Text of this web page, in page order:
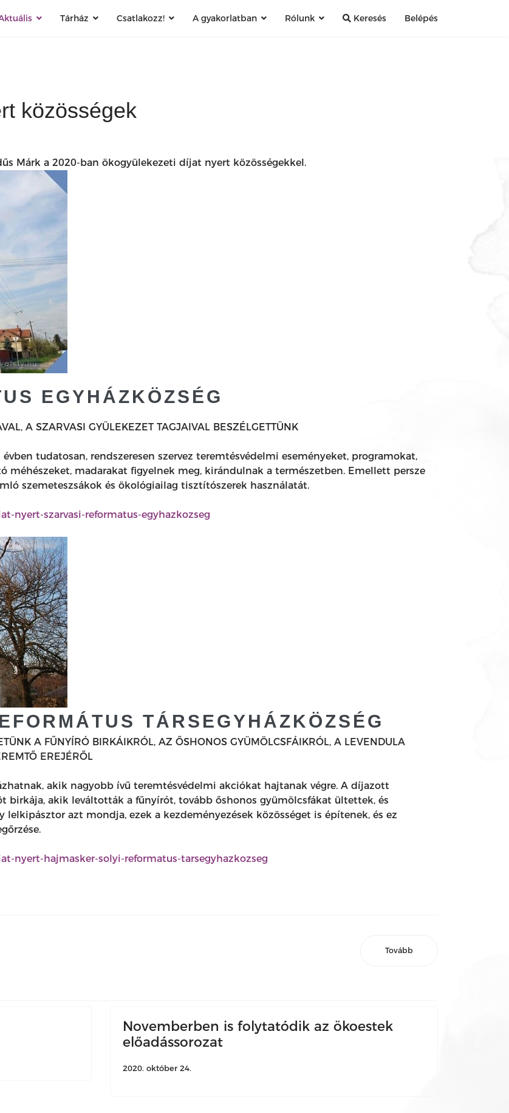
Tárház Csatlakozz! A gyakorlatban Rólunk Keresés Belépés
közösségek
Márk a 2020-ban ökogyülekezeti díjat nyert közösségekkel.
EGYHÁZKÖZSÉG
A SZARVASI GYÜLEKEZET TAGJAIVAL BESZÉLGETTÜNK
tudatosan, rendszeresen szervez teremtésvédelmi eseményeket, programokat,
méhészeket, madarakat figyelnek meg, kirándulnak a természetben. Emellett persze
szemeteszsákok és ökológiailag tisztítószerek használatát.
nyert-szarvasi-reformatus-egyhazkozseg
TÁRSEGYHÁZKÖZSÉG
A FŰNYÍRÓ BIRKÁIKRÓL, AZ ŐSHONOS GYÜMÖLCSFÁIKRÓL, A LEVENDULA
EREJÉRŐL
akik nagyobb ívű teremtésvédelmi akciókat hajtanak végre. A díjazott
birkája, akik leváltották a fűnyírót, tovább őshonos gyümölcsfákat ültettek, és
lelkipásztor azt mondja, ezek a kezdeményezések közösséget is építenek, és ez
nyert-hajmasker-solyi-reformatus-tarsegyhazkozseg
Tovább
Novemberben is folytatódik az ökoestek
előadássorozat
2020. október 24.